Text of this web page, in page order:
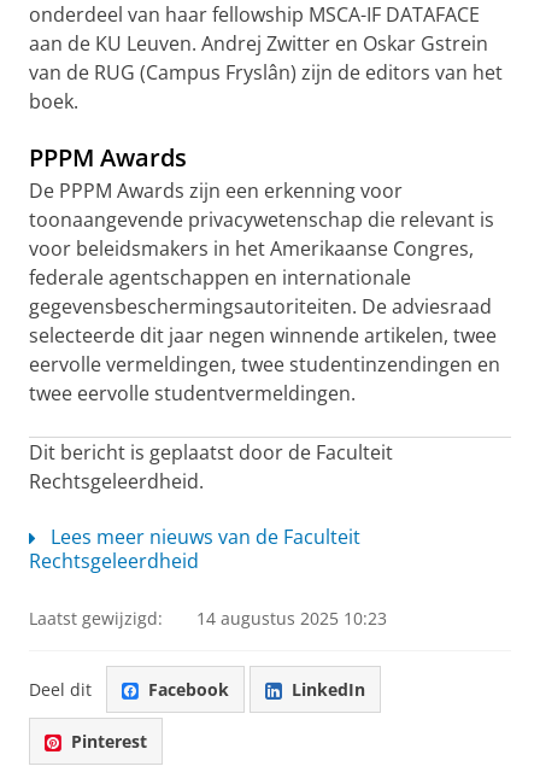
onderdeel van haar fellowship MSCA-IF DATAFACE
aan de KU Leuven. Andrej Zwitter en Oskar Gstrein
van de RUG (Campus Fryslân) zijn de editors van het
boek.
PPPM Awards
De PPPM Awards zijn een erkenning voor
toonaangevende privacywetenschap die relevant is
voor beleidsmakers in het Amerikaanse Congres,
federale agentschappen en internationale
gegevensbeschermingsautoriteiten. De adviesraad
selecteerde dit jaar negen winnende artikelen, twee
eervolle vermeldingen, twee studentinzendingen en
twee eervolle studentvermeldingen.
Dit bericht is geplaatst door de Faculteit
Rechtsgeleerdheid.
Lees meer nieuws van de Faculteit
Rechtsgeleerdheid
Laatst gewijzigd: 14 augustus 2025 10:23
Deel dit Facebook LinkedIn
Pinterest